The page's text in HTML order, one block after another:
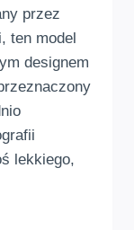
przez
ten model
designem
lekkiego,